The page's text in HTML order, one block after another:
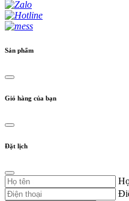
Sản phẩm
Giỏ hàng của bạn
Đặt lịch